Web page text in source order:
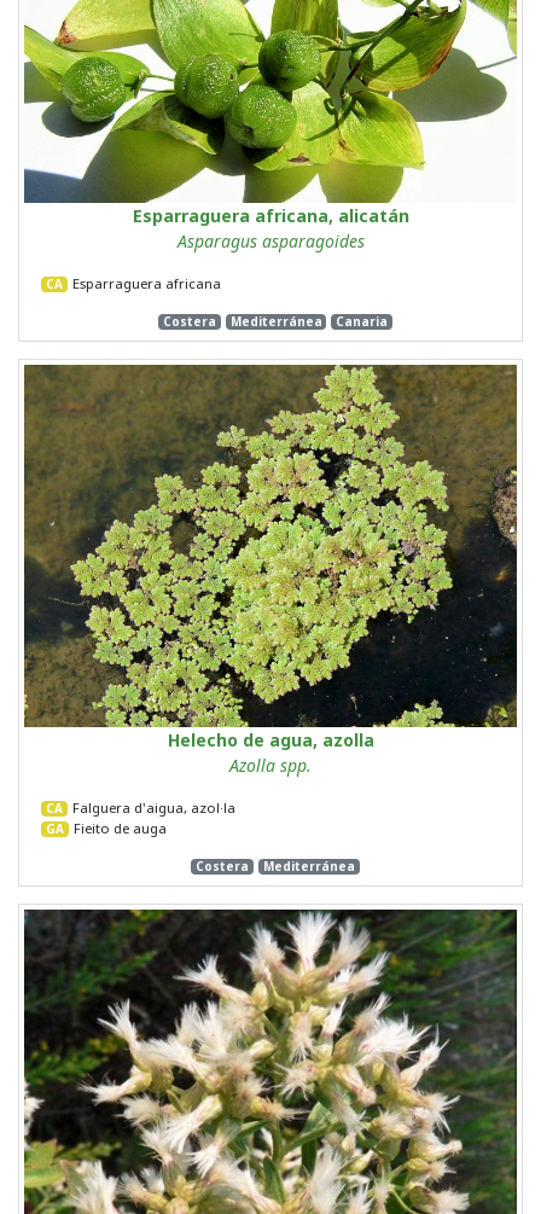
Esparraguera africana, alicatán
Asparagus asparagoides
CA Esparraguera africana
Costera Mediterránea Canaria
Helecho de agua, azolla
Azolla spp.
CA Falguera d'aigua, azol·la
GA Fieito de auga
Costera Mediterránea